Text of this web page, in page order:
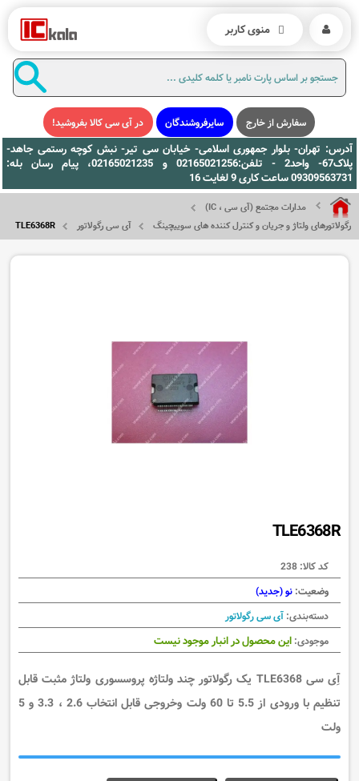
سفارش از خارج سایرفروشندگان در آی سی کالا بفروشید!
آدرس: تهران- بلوار جمهوری اسلامی- خیابان سی تیر- نبش کوچه رستمی جاهد-
پلاک67- واحد2 - تلفن:02165021256 و 02165021235، پیام رسان بله:
09309563731 ساعت کاری 9 لغایت 16
مدارات مجتمع (آی سی ، IC)
رگولاتورهای ولتاژ و جریان و کنترل کننده های سوییچینگ
آی سی رگولاتور TLE6368R
TLE6368R
کد کالا: 238
وضعیت: نو (جدید)
دسته‌بندی: آی سی رگولاتور
موجودی: این محصول در انبار موجود نیست
آِی سی TLE6368 یک رگولاتور چند ولتاژه پروسسوری ولتاژ مثبت قابل
تنظیم با ورودی از 5.5 تا 60 ولت وخروجی قابل انتخاب 2.6 ، 3.3 و 5
ولت
منوی کاربر